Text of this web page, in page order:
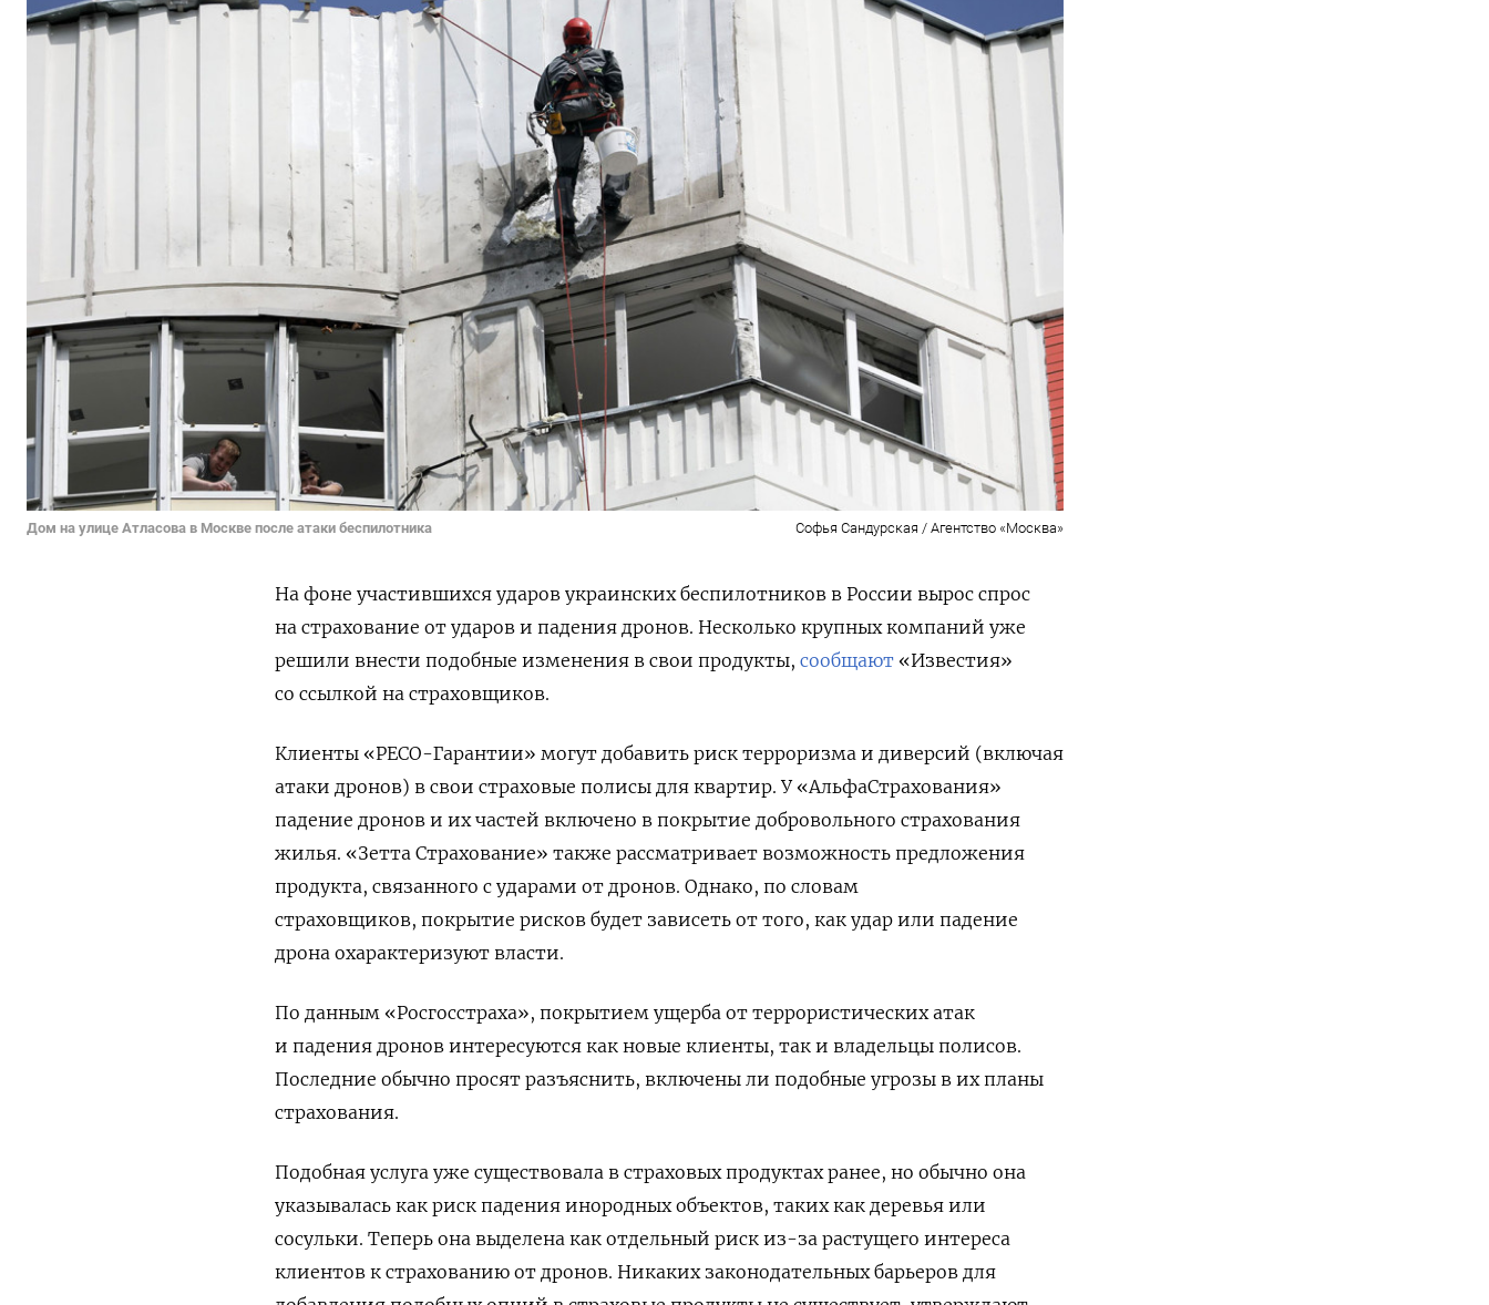
Дом на улице Атласова в Москве после атаки беспилотника Софья Сандурская / Агентство «Москва»
На фоне участившихся ударов украинских беспилотников в России вырос спрос
на страхование от ударов и падения дронов. Несколько крупных компаний уже
решили внести подобные изменения в свои продукты, сообщают «Известия»
со ссылкой на страховщиков.
Клиенты «РЕСО-Гарантии» могут добавить риск терроризма и диверсий (включая
атаки дронов) в свои страховые полисы для квартир. У «АльфаСтрахования»
падение дронов и их частей включено в покрытие добровольного страхования
жилья. «Зетта Страхование» также рассматривает возможность предложения
продукта, связанного с ударами от дронов. Однако, по словам
страховщиков, покрытие рисков будет зависеть от того, как удар или падение
дрона охарактеризуют власти.
По данным «Росгосстраха», покрытием ущерба от террористических атак
и падения дронов интересуются как новые клиенты, так и владельцы полисов.
Последние обычно просят разъяснить, включены ли подобные угрозы в их планы
страхования.
Подобная услуга уже существовала в страховых продуктах ранее, но обычно она
указывалась как риск падения инородных объектов, таких как деревья или
сосульки. Теперь она выделена как отдельный риск из-за растущего интереса
клиентов к страхованию от дронов. Никаких законодательных барьеров для